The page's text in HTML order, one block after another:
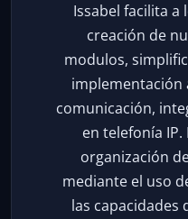
Issabel facilita a
creación de
modulos,
implementación
comunicación,
en telefonía IP.
organización
mediante el uso
las capacidades